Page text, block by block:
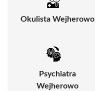
Okulista Wejherowo
Psychiatra
Wejherowo